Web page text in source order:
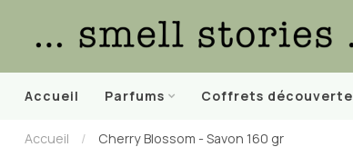
Accueil Parfums Coffrets découverte
Accueil / Cherry Blossom - Savon 160 gr